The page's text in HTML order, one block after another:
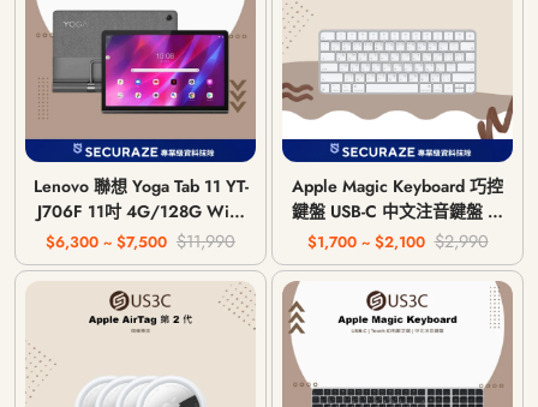
Lenovo 聯想 Yoga Tab 11 YT-
J706F 11吋 4G/128G WiFi
版
$6,300 ~ $7,500 $11,990
Apple Magic Keyboard 巧控
鍵盤 USB-C 中文注音鍵盤 無
線藍牙鍵盤
$1,700 ~ $2,100 $2,990